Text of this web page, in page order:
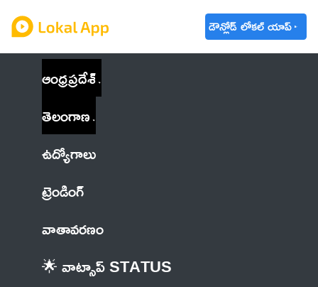
డౌన్లోడ్ లోకల్ యాప్
ఆంధ్రప్రదేశ్
తెలంగాణ
ఉద్యోగాలు
ట్రెండింగ్
వాతావరణం
🌟 వాట్సాప్ STATUS